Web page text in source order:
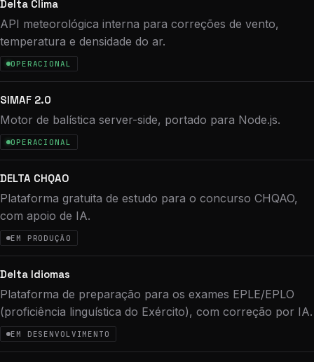
Delta Clima
API meteorológica interna para correções de vento,
temperatura e densidade do ar.
OPERACIONAL
SIMAF 2.0
Motor de balística server-side, portado para Node.js.
OPERACIONAL
DELTA CHQAO
Plataforma gratuita de estudo para o concurso CHQAO,
com apoio de IA.
EM PRODUÇÃO
Delta Idiomas
Plataforma de preparação para os exames EPLE/EPLO
(proficiência linguística do Exército), com correção por IA.
EM DESENVOLVIMENTO